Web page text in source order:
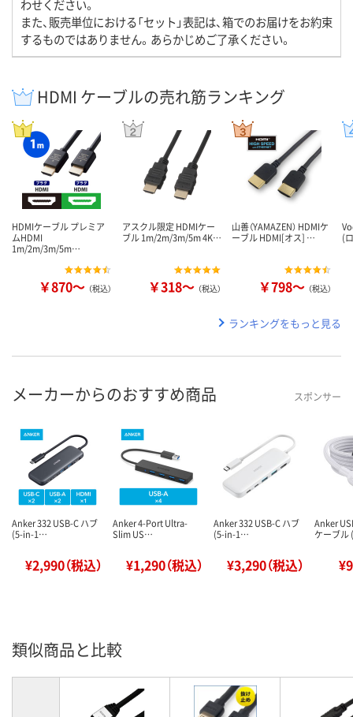
わせください。
また、販売単位における「セット」表記は、箱でのお届けをお約束
するものではありません。あらかじめご了承ください。
HDMI ケーブルの売れ筋ランキング
HDMIケーブル プレミア
ムHDMI
1m/2m/3m/5m…
￥870～ （税込）
アスクル限定 HDMIケー
ブル 1m/2m/3m/5m 4K…
￥318～ （税込）
山善（YAMAZEN） HDMIケ
ーブル HDMI[オス] …
￥798～ （税込）
(
ランキングをもっと見る
メーカーからのおすすめ商品 スポンサー
Anker 332 USB-C ハブ
(5-in-1…
¥2,990（税込）
Anker 4-Port Ultra-
Slim US…
¥1,290（税込）
Anker 332 USB-C ハブ
(5-in-1…
¥3,290（税込）
Anker
ケーブ
類似商品と比較